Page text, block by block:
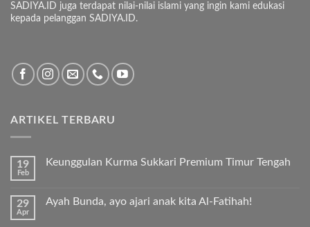
SADIYA.ID juga terdapat nilai-nilai islami yang ingin kami edukasi
kepada pelanggan SADIYA.ID.
ARTIKEL TERBARU
19
Feb
Keunggulan Kurma Sukkari Premium Timur Tengah
pada
29
Apr
Ayah Bunda, ayo ajari anak kita Al-Fatihah!